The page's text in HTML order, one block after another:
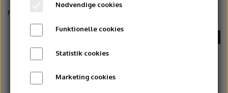
Blog
Forside
Nødvendige cookies
Funktionelle cookies
Statistik cookies
Marketing cookies